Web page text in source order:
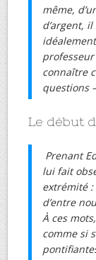
même,
d’argent,
connaître
questions
Le début
Prenant
lui fait
extrémité :
d’entre
À ces
comme si